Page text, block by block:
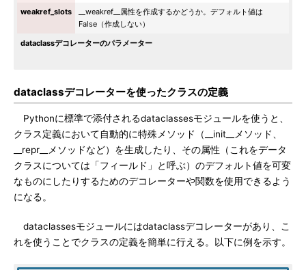
weakref_slots
__weakref__属性を作成するかどうか。デフォルト値は
False（作成しない）
dataclassデコレーターのパラメーター
dataclassデコレーターを使ったクラスの定義
Pythonに標準で添付されるdataclassesモジュールを使うと、
クラス定義において自動的に特殊メソッド（__init__メソッド、
__repr__メソッドなど）を生成したり、その属性（これをデータ
クラスについては「フィールド」と呼ぶ）のデフォルト値を可変
なものにしたりするためのデコレーターや関数を使用できるよう
になる。
dataclassesモジュールにはdataclassデコレーターがあり、こ
れを使うことでクラスの定義を簡単に行える。以下に例を示す。